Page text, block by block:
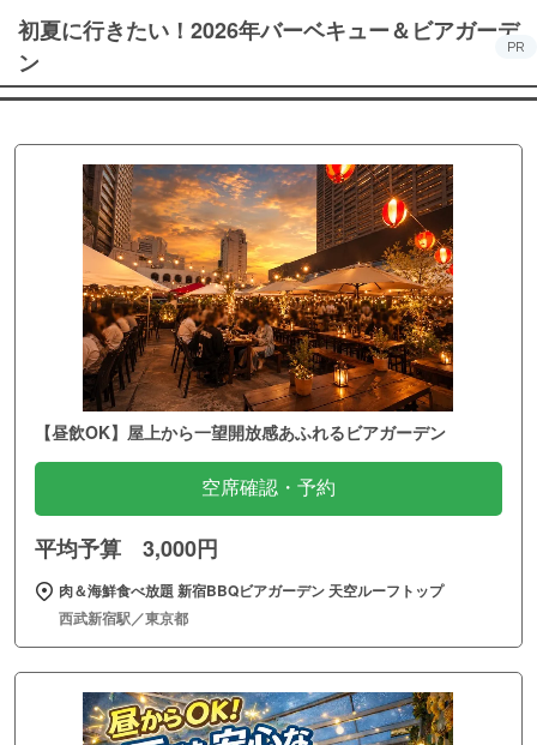
初夏に行きたい！2026年バーベキュー＆ビアガーデ
ン
PR
【昼飲OK】屋上から一望開放感あふれるビアガーデン
空席確認・予約
平均予算 3,000円
肉＆海鮮食べ放題 新宿BBQビアガーデン 天空ルーフトップ
西武新宿駅／東京都